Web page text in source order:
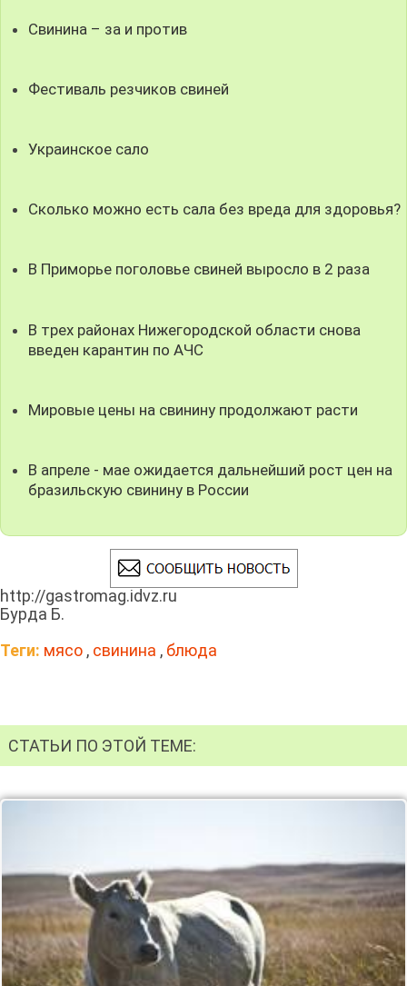
Свинина – за и против
Фестиваль резчиков свиней
Украинское сало
Сколько можно есть сала без вреда для здоровья?
В Приморье поголовье свиней выросло в 2 раза
В трех районах Нижегородской области снова
введен карантин по АЧС
Мировые цены на свинину продолжают расти
В апреле - мае ожидается дальнейший рост цен на
бразильскую свинину в России
http://gastromag.idvz.ru
Бурда Б.
Теги: мясо , свинина , блюда
СТАТЬИ ПО ЭТОЙ ТЕМЕ: